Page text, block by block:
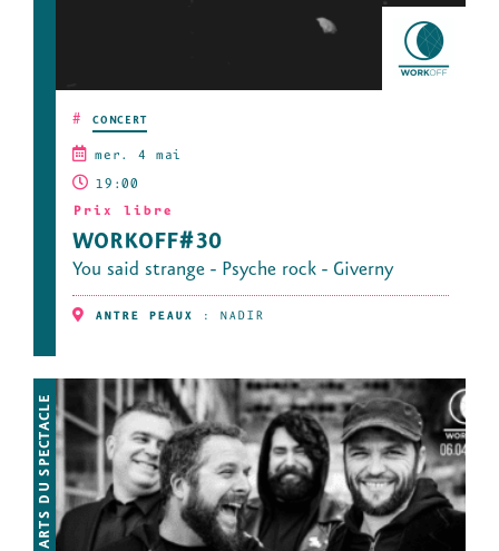
# CONCERT
mer. 4 mai
19:00
Prix libre
WORKOFF#30
You said strange - Psyche rock - Giverny
ANTRE PEAUX : NADIR
ARTS DU SPECTACLE